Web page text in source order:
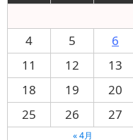
4
5 6
11
12 13
18
19 20
25
26 27
« 4月